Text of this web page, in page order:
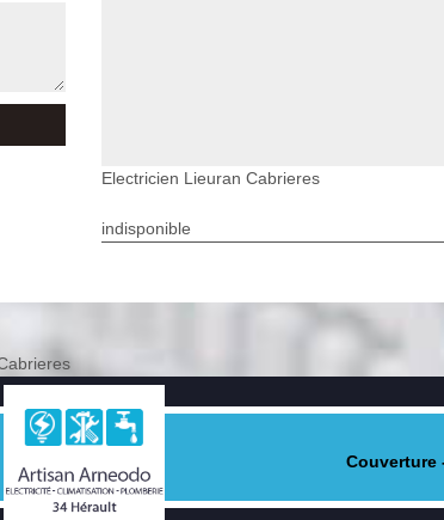
Electricien Lieuran Cabrieres
indisponible
Couverture